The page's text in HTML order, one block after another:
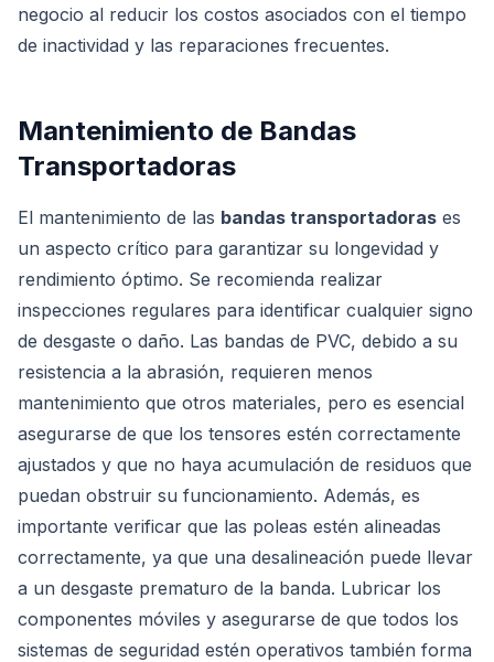
negocio al reducir los costos asociados con el tiempo
de inactividad y las reparaciones frecuentes.
Mantenimiento de Bandas
Transportadoras
El mantenimiento de las bandas transportadoras es
un aspecto crítico para garantizar su longevidad y
rendimiento óptimo. Se recomienda realizar
inspecciones regulares para identificar cualquier signo
de desgaste o daño. Las bandas de PVC, debido a su
resistencia a la abrasión, requieren menos
mantenimiento que otros materiales, pero es esencial
asegurarse de que los tensores estén correctamente
ajustados y que no haya acumulación de residuos que
puedan obstruir su funcionamiento. Además, es
importante verificar que las poleas estén alineadas
correctamente, ya que una desalineación puede llevar
a un desgaste prematuro de la banda. Lubricar los
componentes móviles y asegurarse de que todos los
sistemas de seguridad estén operativos también forma